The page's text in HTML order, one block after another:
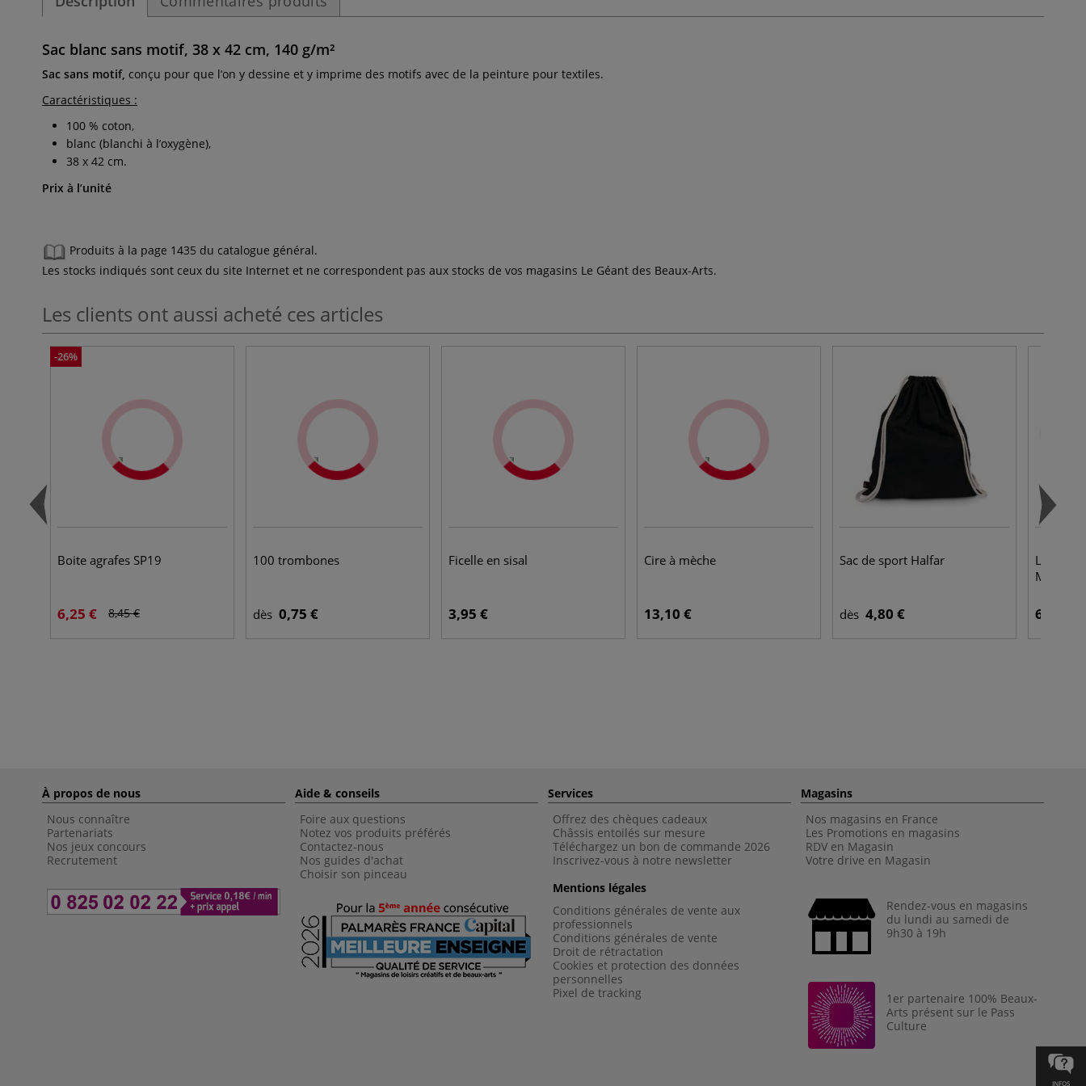
INFOS
Sac blanc sans motif, 38 x 42 cm, 140 g/m²
Sac sans motif, conçu pour que l’on y dessine et y imprime des motifs avec de la peinture pour textiles.
Caractéristiques :
100 % coton,
blanc (blanchi à l’oxygène),
38 x 42 cm.
Prix à l’unité
Produits à la page 1435 du catalogue général.
Les stocks indiqués sont ceux du site Internet et ne correspondent pas aux stocks de vos magasins Le Géant des Beaux-Arts.
Les clients ont aussi acheté ces articles
-26%
Boite agrafes SP19
6,25 € 8,45 €
100 trombones
dès 0,75 €
Ficelle en sisal
3,95 €
Cire à mèche
13,10 €
Sac de sport Halfar
dès 4,80 €
Lot de 2
Marabu
6,40 €
À propos de nous
Nous connaître
Partenariats
Nos jeux concours
Recrutement
Aide & conseils
Foire aux questions
Notez vos produits préférés
Contactez-nous
Nos guides d'achat
Choisir son pinceau
Services
Offrez des chèques cadeaux
Châssis entoilés sur mesure
Téléchargez un bon de commande 2026
Inscrivez-vous à notre newsletter
Mentions légales
Conditions générales de vente aux
professionnels
Conditions générales de vente
Droit de rétractation
Cookies et protection des données
personnelles
Pixel de tracking
Magasins
Nos magasins en France
Les Promotions en magasins
RDV en Magasin
Votre drive en Magasin
Rendez-vous en magasins
du lundi au samedi de
9h30 à 19h
1er partenaire 100% Beaux-
Arts présent sur le Pass
Culture